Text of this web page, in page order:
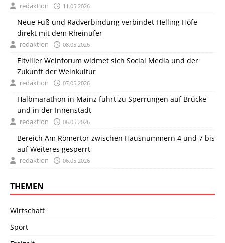
redaktion 11.05.2026
Neue Fuß und Radverbindung verbindet Helling Höfe
direkt mit dem Rheinufer
redaktion 08.05.2026
Eltviller Weinforum widmet sich Social Media und der
Zukunft der Weinkultur
redaktion 07.05.2026
Halbmarathon in Mainz führt zu Sperrungen auf Brücke
und in der Innenstadt
redaktion 06.05.2026
Bereich Am Römertor zwischen Hausnummern 4 und 7 bis
auf Weiteres gesperrt
redaktion 06.05.2026
THEMEN
Wirtschaft
Sport